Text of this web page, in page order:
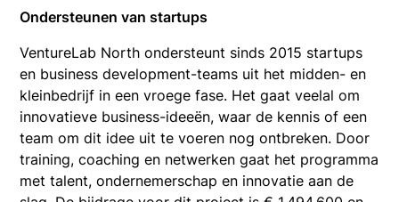
Ondersteunen van startups
VentureLab North ondersteunt sinds 2015 startups
en business development-teams uit het midden- en
kleinbedrijf in een vroege fase. Het gaat veelal om
innovatieve business-ideeën, waar de kennis of een
team om dit idee uit te voeren nog ontbreken. Door
training, coaching en netwerken gaat het programma
met talent, ondernemerschap en innovatie aan de